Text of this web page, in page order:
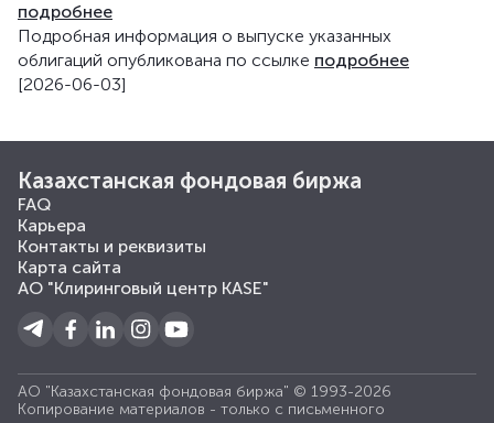
подробнее
Подробная информация о выпуске указанных
облигаций опубликована по ссылке подробнее
[2026-06-03]
Казахстанская фондовая биржа
FAQ
Карьера
Контакты и реквизиты
Карта сайта
АО "Клиринговый центр KASE"
АО "Казахстанская фондовая биржа" © 1993-2026
Копирование материалов - только с письменного